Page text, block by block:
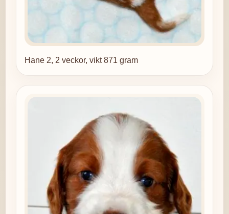
Hane 2, 2 veckor, vikt 871 gram